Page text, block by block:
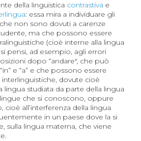
della linguistica contrastiva e
: essa mira a individuare gli
non sono dovuti a carenze
ma che possono essere
(cioè interne alla lingua
pensi, ad esempio, agli errori
dopo “andare", che può
e “a” e che possono essere
dovute cioè
lingua studiata da parte della lingua
che si conoscono, oppure
cioè all’interferenza della lingua
in un paese dove la si
sulla lingua materna, che viene